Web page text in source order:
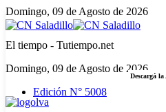
Domingo, 09 de Agosto de 2026
El tiempo - Tutiempo.net
Domingo, 09 de Agosto de 2026
Edición N° 5008
Descargá